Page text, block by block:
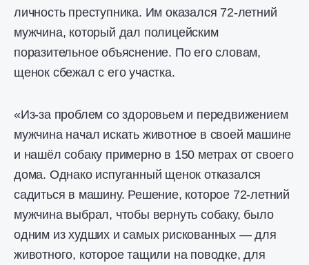
личность преступника. Им оказался 72-летний
мужчина, который дал полицейским
поразительное объяснение. По его словам,
щенок сбежал с его участка.
«Из-за проблем со здоровьем и передвижением
мужчина начал искать животное в своей машине
и нашёл собаку примерно в 150 метрах от своего
дома. Однако испуганный щенок отказался
садиться в машину. Решение, которое 72-летний
мужчина выбрал, чтобы вернуть собаку, было
одним из худших и самых рискованных — для
животного, которое тащили на поводке, для